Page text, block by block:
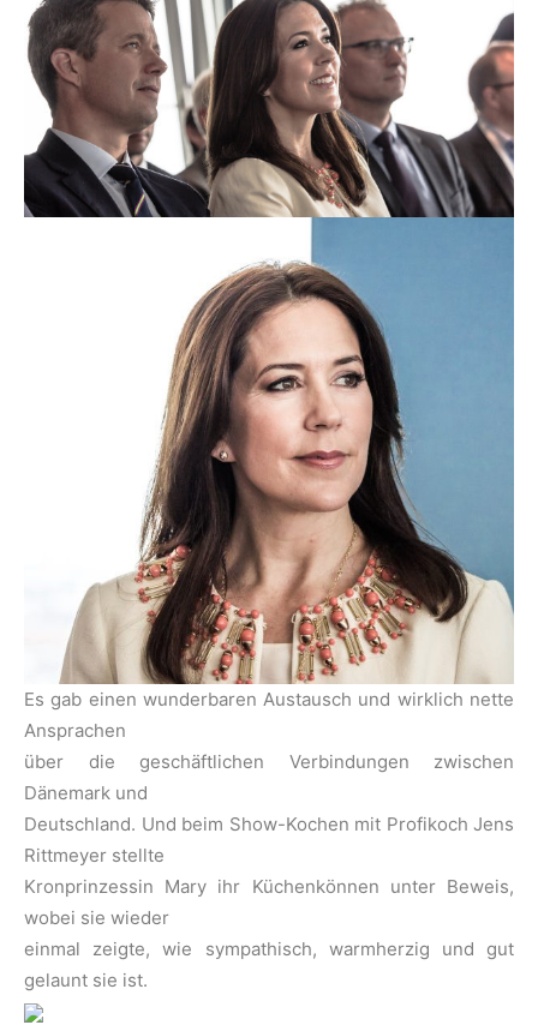
Es gab einen wunderbaren Austausch und wirklich nette
Ansprachen
über die geschäftlichen Verbindungen zwischen
Dänemark und
Deutschland. Und beim Show-Kochen mit Profikoch Jens
Rittmeyer stellte
Kronprinzessin Mary ihr Küchenkönnen unter Beweis,
wobei sie wieder
einmal zeigte, wie sympathisch, warmherzig und gut
gelaunt sie ist.